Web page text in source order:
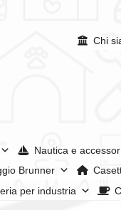
Chi
Nautica e
Brunner
per industria